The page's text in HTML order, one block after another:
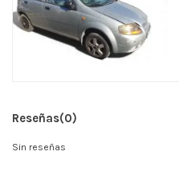
Reseñas(0)
Sin reseñas